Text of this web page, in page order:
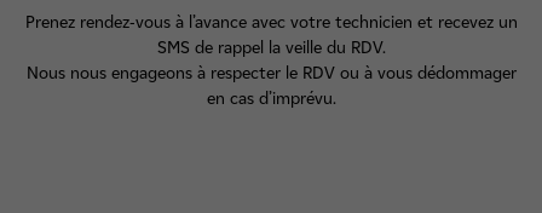
Prenez rendez-vous à l’avance avec votre technicien et recevez un
SMS de rappel la veille du RDV.
Nous nous engageons à respecter le RDV ou à vous dédommager
en cas d’imprévu.